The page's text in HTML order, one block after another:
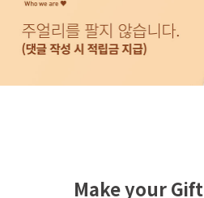
Make your Gift